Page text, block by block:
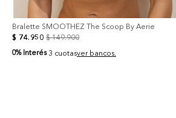
Bralette SMOOTHEZ The Scoop By Aerie
$ 74. 950 $ 149.900
0% Interés 3 cuotasver bancos.